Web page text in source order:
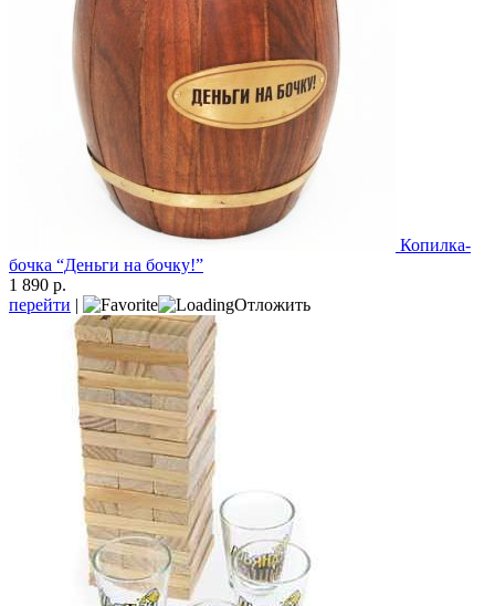
Копилка-
бочка “Деньги на бочку!”
1 890 р.
перейти | Отложить